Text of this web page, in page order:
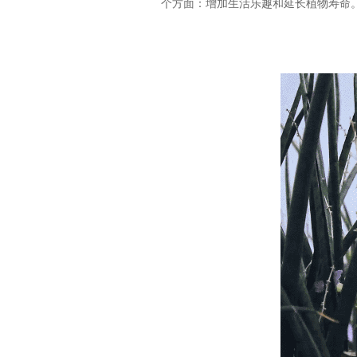
个方面：增加生活乐趣和延长植物寿命